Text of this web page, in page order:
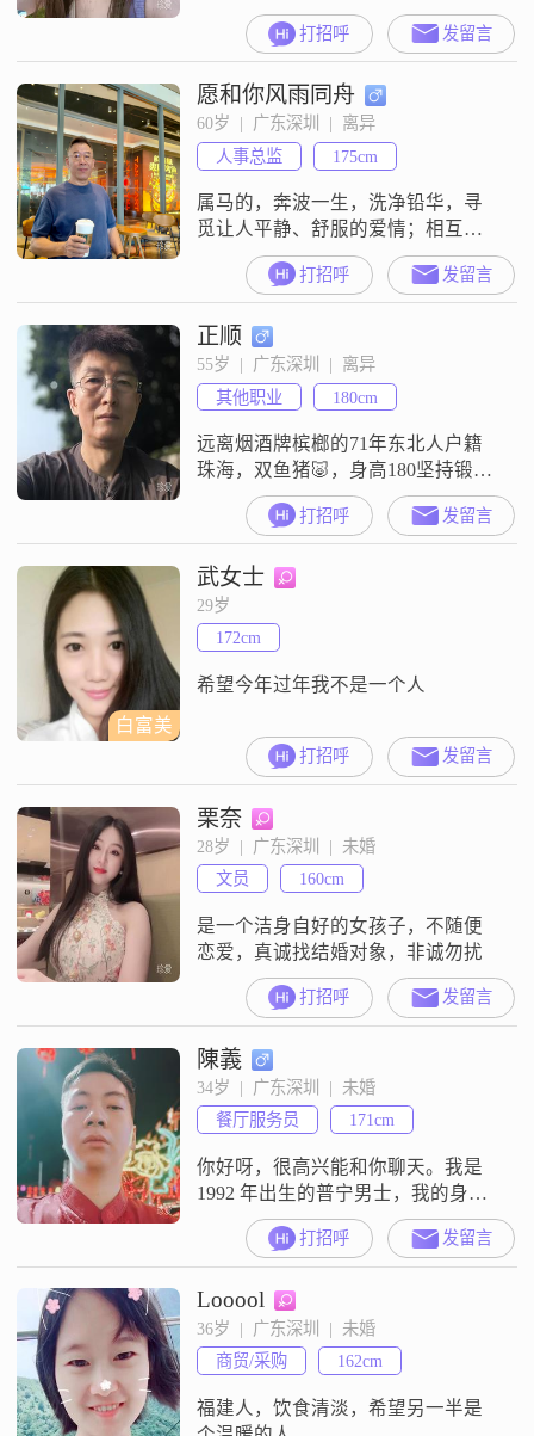
12001元到20000元这个区间，目前
的工作地点在深圳福田。我是一个
随和易相处的人，平时和大家相处
起来没有什么压力，比较真诚可
靠。我热爱生活，觉得日子要踏踏
实实地过。性格上我比较温柔体
贴，也富有同理心，能站在别人的
角度去考虑问题。我来到这里，就
是想真
打招呼 发留言
愿和你风雨同舟
60岁  |  广东深圳  |  离异
人事总监
175cm
属马的，奔波一生，洗净铅华，寻
觅让人平静、舒服的爱情；相互依
偎彼此见证后半生美好的日子。湖
北人，88年大学毕业，定居无锡，
但最后10年在深圳工作。即将退
休，回到江南，开启美好生活。爱
好体育，曾是校队篮球前锋，游泳
也不错，身材匀称，脸相沧桑，身
体健康，有点儒雅。
打招呼 发留言
正顺
55岁  |  广东深圳  |  离异
其他职业
180cm
远离烟酒牌槟榔的71年东北人户籍
珠海，双鱼猪🐷，身高180坚持锻炼
身体，饮食清淡， 讲卫生高中毕
业，寒腹短识基层工作，收入微薄
木讷，善良，不做无效社交公租房
申请中，不会开车。两袖清风伴自
省善心善言善修行寸积铢累志需坚
心深至老是壮年
打招呼 发留言
白富美
武女士
29岁
172cm
希望今年过年我不是一个人
打招呼 发留言
栗奈
28岁  |  广东深圳  |  未婚
文员
160cm
是一个洁身自好的女孩子，不随便
恋爱，真诚找结婚对象，非诚勿扰
打招呼 发留言
陳義
34岁  |  广东深圳  |  未婚
餐厅服务员
171cm
你好呀，很高兴能和你聊天。我是
1992 年出生的普宁男士，我的身高
大概 171cm 呢。。学历是高中及以
下。目前在香港工作？所以想找个
潮汕周邊的？或者在香港或深圳工
作的人？毕竟老家有套房，或者去
深圳方便點？找个活人？額，我19
點才下班的人，白天沒啥空玩手機
的！有緣的晚上聊一聊吧在生活
中，我性格随和，容易相处。我喜
欢简
打招呼 发留言
Looool
36岁  |  广东深圳  |  未婚
商贸/采购
162cm
福建人，饮食清淡，希望另一半是